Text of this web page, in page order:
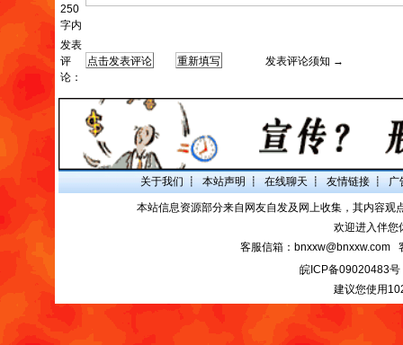
250
字内
发表
评
论：
发表评论须知 →
关于我们 ┋ 本站声明 ┋ 在线聊天 ┋ 友情链接 ┋ 广
本站信息资源部分来自网友自发及网上收集，其内容
欢迎进入伴您
客服信箱：bnxxw@bnxxw.com
皖ICP备09020483号
建议您使用